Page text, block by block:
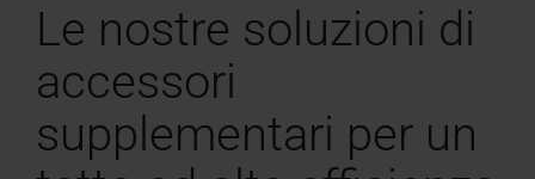
Le nostre soluzioni di
accessori
supplementari per un